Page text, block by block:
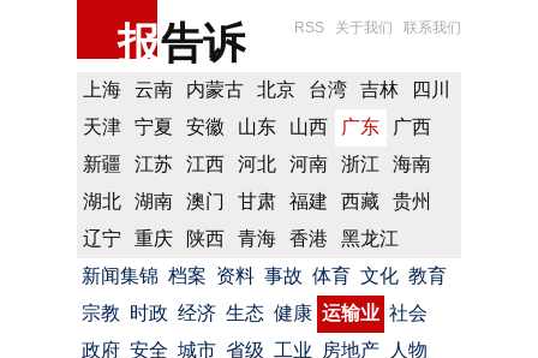
报告诉 RSS 关于我们 联系我们
上海 云南 内蒙古 北京 台湾 吉林
四川
天津
宁夏 安徽 山东 山西 广东
广西
新疆
江苏 江西 河北 河南 浙江
海南
湖北
湖南 澳门 甘肃 福建 西藏
贵州
辽宁
重庆 陕西 青海 香港
黑龙江
新闻集锦 档案 资料 事故 体育 文化 教育
宗教 时政 经济 生态 健康 运输业 社会
政府 安全 城市 省级 工业 房地产
人物